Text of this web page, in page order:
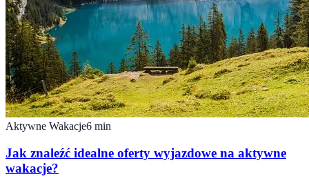
Aktywne Wakacje6 min
Jak znaleźć idealne oferty wyjazdowe na aktywne
wakacje?